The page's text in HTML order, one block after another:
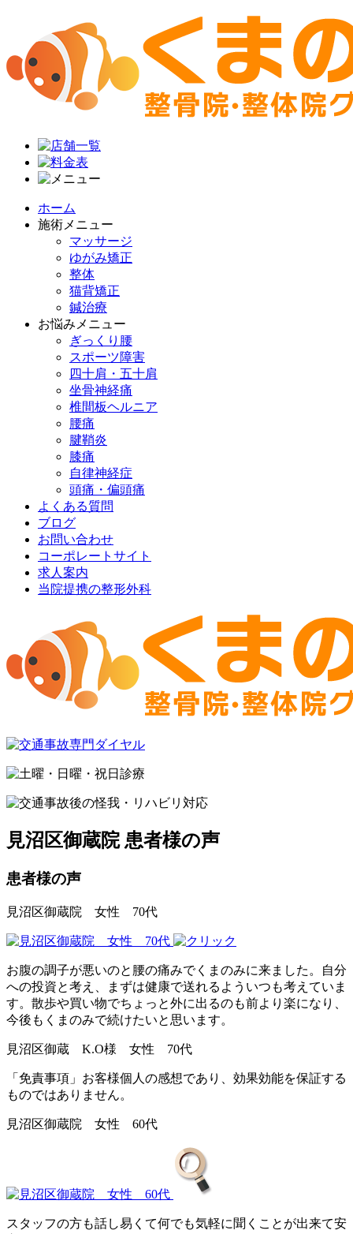
ホーム
施術メニュー
マッサージ
ゆがみ矯正
整体
猫背矯正
鍼治療
お悩みメニュー
ぎっくり腰
スポーツ障害
四十肩・五十肩
坐骨神経痛
椎間板ヘルニア
腰痛
腱鞘炎
膝痛
自律神経症
頭痛・偏頭痛
よくある質問
ブログ
お問い合わせ
コーポレートサイト
求人案内
当院提携の整形外科
見沼区御蔵院 患者様の声
患者様の声
見沼区御蔵院 女性 70代
お腹の調子が悪いのと腰の痛みでくまのみに来ました。自分
への投資と考え、まずは健康で送れるよういつも考えていま
す。散歩や買い物でちょっと外に出るのも前より楽になり、
今後もくまのみで続けたいと思います。
見沼区御蔵 K.O様 女性 70代
「免責事項」お客様個人の感想であり、効果効能を保証する
ものではありません。
見沼区御蔵院 女性 60代
スタッフの方も話し易くて何でも気軽に聞くことが出来て安